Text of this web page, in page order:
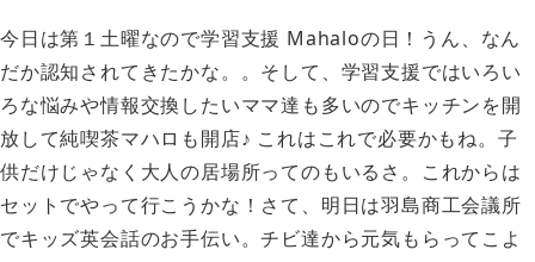
今日は第１土曜なので学習支援 Mahaloの日！うん、なん
だか認知されてきたかな。。そして、学習支援ではいろい
ろな悩みや情報交換したいママ達も多いのでキッチンを開
放して純喫茶マハロも開店♪ これはこれで必要かもね。子
供だけじゃなく大人の居場所ってのもいるさ。これからは
セットでやって行こうかな！さて、明日は羽島商工会議所
でキッズ英会話のお手伝い。チビ達から元気もらってこよ